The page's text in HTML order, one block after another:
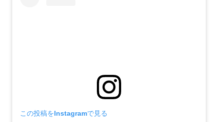
この投稿をInstagramで見る